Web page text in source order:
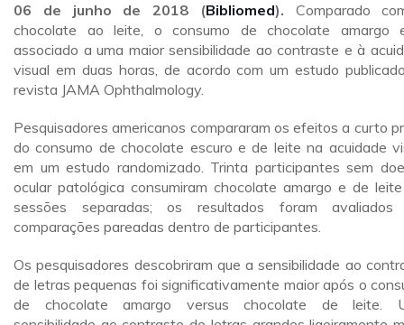
06 de junho de 2018 (Bibliomed). Comparado
chocolate ao leite, o consumo de chocolate amargo
associado a uma maior sensibilidade ao contraste e à
visual em duas horas, de acordo com um estudo
revista JAMA Ophthalmology.
Pesquisadores americanos compararam os efeitos a curto
do consumo de chocolate escuro e de leite na acuidade
em um estudo randomizado. Trinta participantes sem
ocular patológica consumiram chocolate amargo e de
sessões separadas; os resultados foram avaliados
comparações pareadas dentro de participantes.
Os pesquisadores descobriram que a sensibilidade ao
de letras pequenas foi significativamente maior após o
de chocolate amargo versus chocolate de leite.